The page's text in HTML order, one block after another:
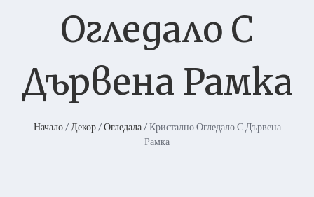
Огледало С
Дървена Рамка
Начало/ Декор/Огледала/ Кристално Огледало С Дървена
Рамка